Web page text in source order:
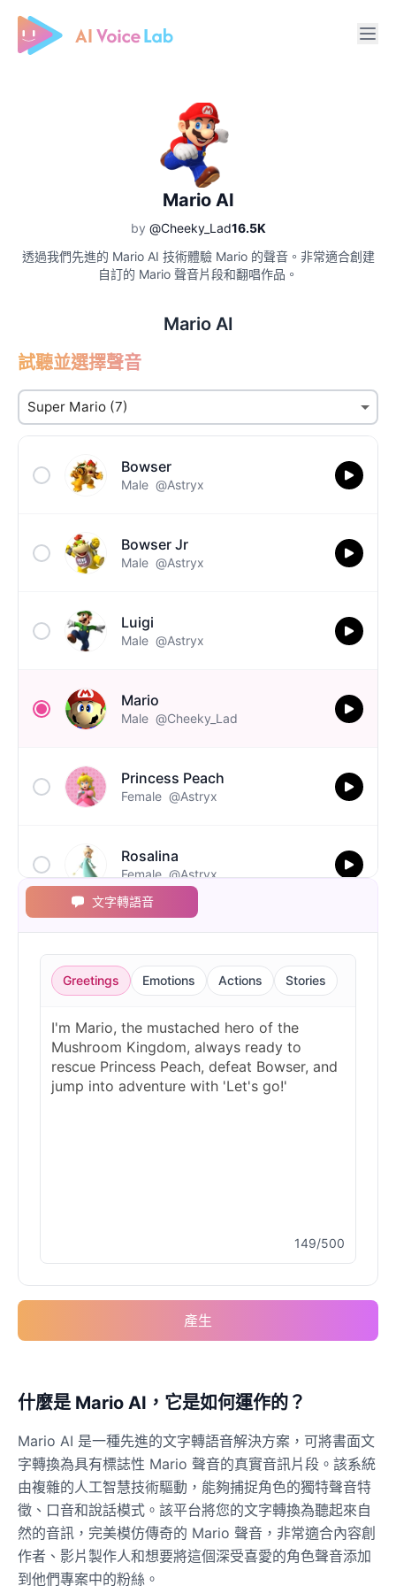
Free AI Cover & AI Voice Over
Mario AI
by @Cheeky_Lad16.5K
透過我們先進的 Mario AI 技術體驗 Mario 的聲音。非常適合創建
自訂的 Mario 聲音片段和翻唱作品。
Mario AI
試聽並選擇聲音
Bowser
Male @Astryx
Bowser Jr
Male @Astryx
Luigi
Male @Astryx
Mario
Male @Cheeky_Lad
Princess Peach
Female @Astryx
Rosalina
Female @Astryx
Toad
Male @Astryx
文字轉語音
Greetings Emotions Actions Stories
149/500
產生
什麼是 Mario AI，它是如何運作的？
Mario AI 是一種先進的文字轉語音解決方案，可將書面文
字轉換為具有標誌性 Mario 聲音的真實音訊片段。該系統
由複雜的人工智慧技術驅動，能夠捕捉角色的獨特聲音特
徵、口音和說話模式。該平台將您的文字轉換為聽起來自
然的音訊，完美模仿傳奇的 Mario 聲音，非常適合內容創
作者、影片製作人和想要將這個深受喜愛的角色聲音添加
到他們專案中的粉絲。